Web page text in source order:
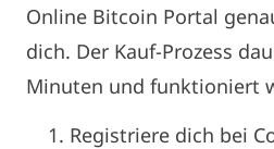
Online Bitcoin Portal
dich. Der Kauf-Prozess
Minuten und funktioniert
Registriere dich bei